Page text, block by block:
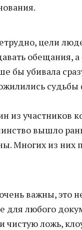
цели
обещания,
бы убивала
из участников
вышло
Многих из них
важны, это
для любого
чистую ложь,